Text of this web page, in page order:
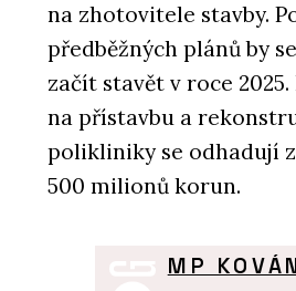
na zhotovitele stavby.
předběžných plánů by
začít stavět v roce
na přístavbu a
polikliniky se odhadují
500 milionů korun.
MP